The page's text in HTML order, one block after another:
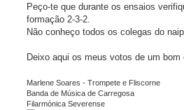
Peço-te que durante os ensaios
formação 2-3-2.
Não conheço todos os colegas do
Deixo aqui os meus votos de um bom
Marlene Soares - Trompete e Fliscorne
Banda de Música de Carregosa
Filarmónica Severense